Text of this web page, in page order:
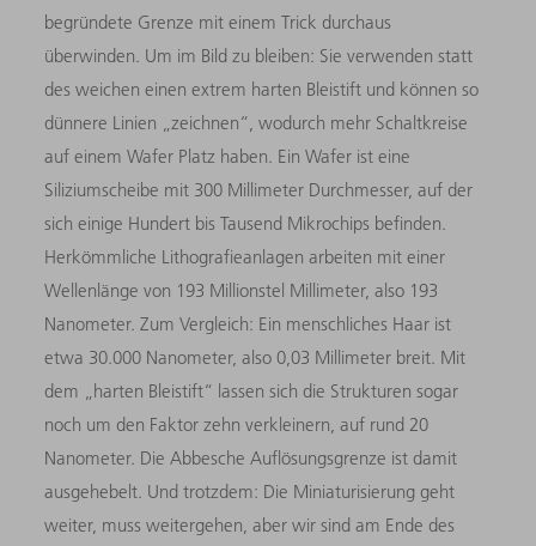
begründete Grenze mit einem Trick durchaus
überwinden. Um im Bild zu bleiben: Sie verwenden statt
des weichen einen extrem harten Bleistift und können so
dünnere Linien „zeichnen“, wodurch mehr Schaltkreise
auf einem Wafer Platz haben. Ein Wafer ist eine
Siliziumscheibe mit 300 Millimeter Durchmesser, auf der
sich einige Hundert bis Tausend Mikrochips befinden.
Herkömmliche Lithografieanlagen arbeiten mit einer
Wellenlänge von 193 Millionstel Millimeter, also 193
Nanometer. Zum Vergleich: Ein menschliches Haar ist
etwa 30.000 Nanometer, also 0,03 Millimeter breit. Mit
dem „harten Bleistift“ lassen sich die Strukturen sogar
noch um den Faktor zehn verkleinern, auf rund 20
Nanometer. Die Abbesche Auflösungsgrenze ist damit
ausgehebelt. Und trotzdem: Die Miniaturisierung geht
weiter, muss weitergehen, aber wir sind am Ende des